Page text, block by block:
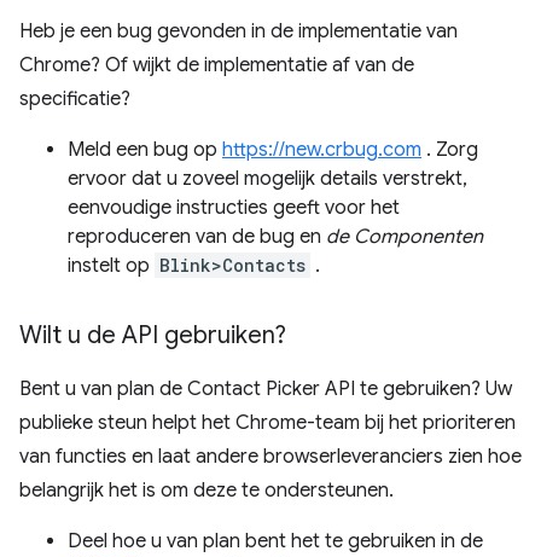
Heb je een bug gevonden in de implementatie van
Chrome? Of wijkt de implementatie af van de
specificatie?
Meld een bug op https://new.crbug.com . Zorg
ervoor dat u zoveel mogelijk details verstrekt,
eenvoudige instructies geeft voor het
reproduceren van de bug en de Componenten
instelt op Blink>Contacts .
Wilt u de API gebruiken?
Bent u van plan de Contact Picker API te gebruiken? Uw
publieke steun helpt het Chrome-team bij het prioriteren
van functies en laat andere browserleveranciers zien hoe
belangrijk het is om deze te ondersteunen.
Deel hoe u van plan bent het te gebruiken in de